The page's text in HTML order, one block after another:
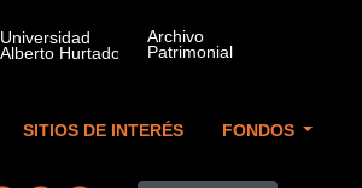
SITIOS DE INTERÉS FONDOS